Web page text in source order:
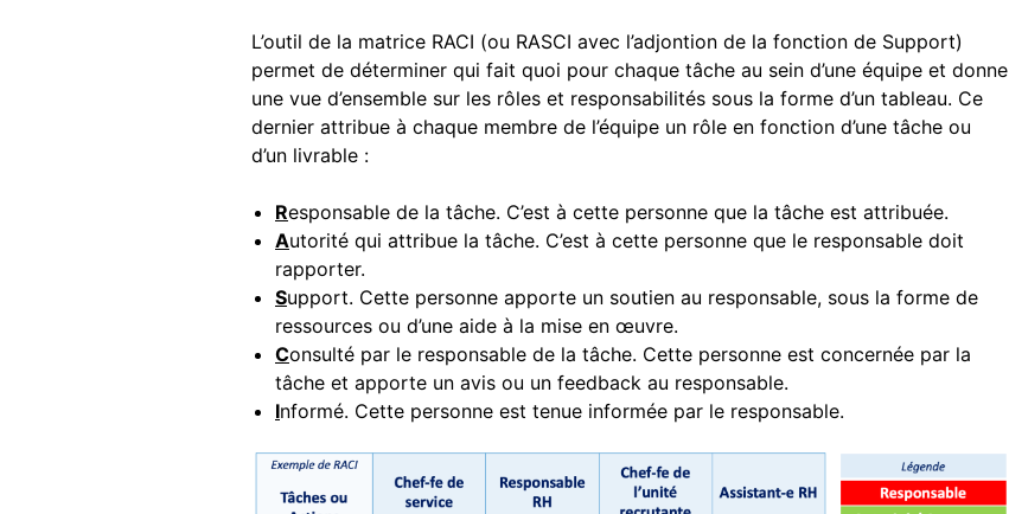
L’outil de la matrice RACI (ou RASCI avec l’adjontion de la fonction de Support)
permet de déterminer qui fait quoi pour chaque tâche au sein d’une équipe et donne
une vue d’ensemble sur les rôles et responsabilités sous la forme d’un tableau. Ce
dernier attribue à chaque membre de l’équipe un rôle en fonction d’une tâche ou
d’un livrable :
Responsable de la tâche. C’est à cette personne que la tâche est attribuée.
Autorité qui attribue la tâche. C’est à cette personne que le responsable doit
rapporter.
Support. Cette personne apporte un soutien au responsable, sous la forme de
ressources ou d’une aide à la mise en œuvre.
Consulté par le responsable de la tâche. Cette personne est concernée par la
tâche et apporte un avis ou un feedback au responsable.
Informé. Cette personne est tenue informée par le responsable.